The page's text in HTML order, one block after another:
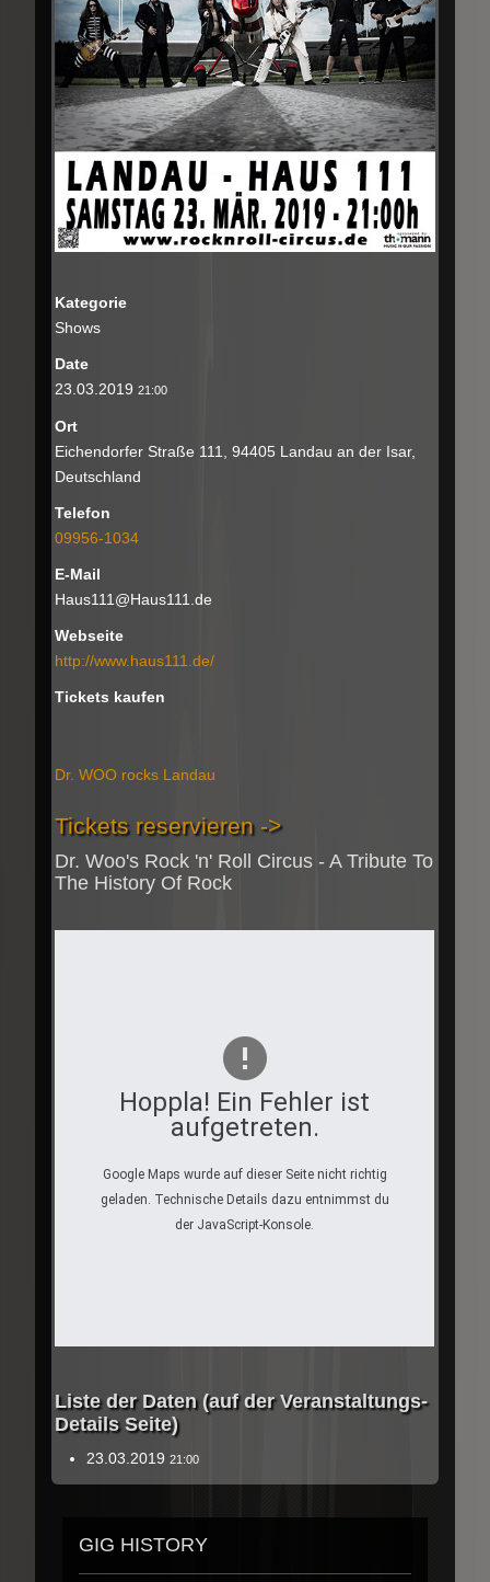
Kategorie
Shows
Date
23.03.2019 21:00
Ort
Eichendorfer Straße 111, 94405 Landau an der Isar,
Deutschland
Telefon
09956-1034
E-Mail
Haus111@Haus111.de
Webseite
http://www.haus111.de/
Tickets kaufen
Dr. WOO rocks Landau
Tickets reservieren ->
Dr. Woo's Rock 'n' Roll Circus - A Tribute To
The History Of Rock
Hoppla! Ein Fehler ist
aufgetreten.
Google Maps wurde auf dieser Seite nicht richtig
geladen. Technische Details dazu entnimmst du
der JavaScript-Konsole.
Liste der Daten (auf der Veranstaltungs-
Details Seite)
23.03.2019 21:00
GIG HISTORY